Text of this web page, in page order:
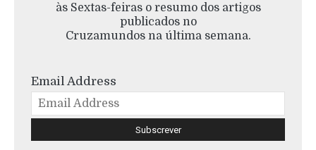
às Sextas-feiras o resumo dos artigos
publicados no
Cruzamundos na última semana.
Email Address